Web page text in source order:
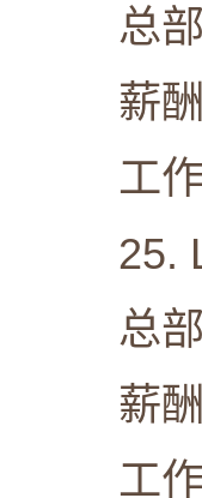
总部:
薪酬
工作
25.
总部:
薪酬
工作